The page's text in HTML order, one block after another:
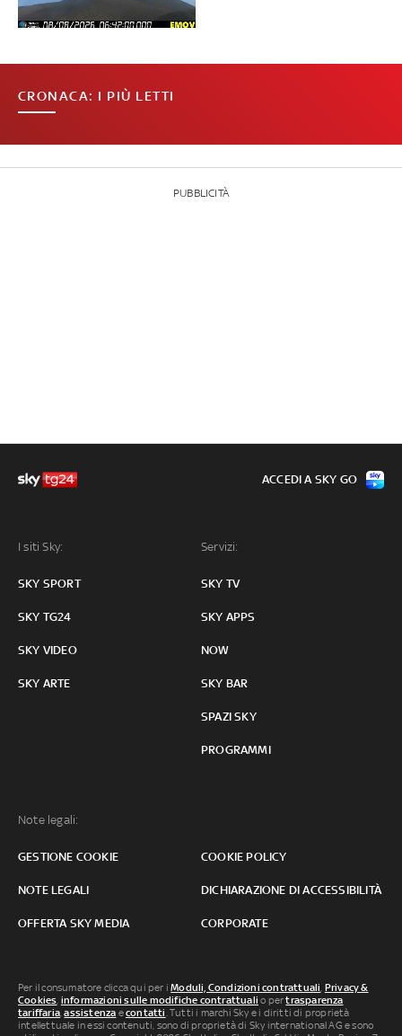
CRONACA: I PIÙ LETTI
PUBBLICITÀ
I siti Sky:
SKY SPORT
SKY TG24
SKY VIDEO
SKY ARTE
Servizi:
SKY TV
SKY APPS
NOW
SKY BAR
SPAZI SKY
PROGRAMMI
Note legali:
GESTIONE COOKIE COOKIE POLICY
NOTE LEGALI DICHIARAZIONE DI ACCESSIBILITÀ
OFFERTA SKY MEDIA CORPORATE
ACCEDI A SKY GO
Per il consumatore clicca qui per iModuli, Condizioni contrattuali, Privacy &
Cookies, informazioni sulle modifiche contrattuali o pertrasparenza
tariffaria,assistenza econtatti. Tutti i marchi Sky e i diritti di proprietà
intellettuale in essi contenuti, sono di proprietà di Sky international AG e sono